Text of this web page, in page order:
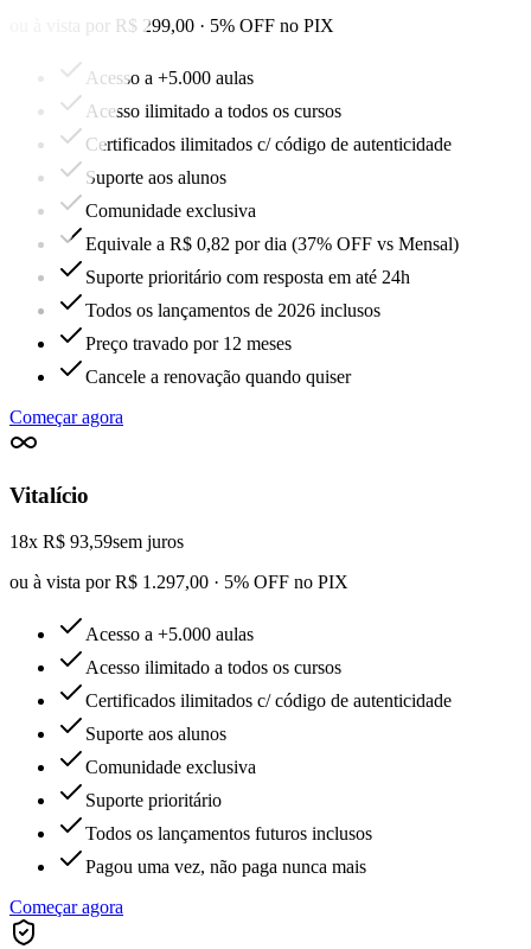
ou à vista por R$ 299,00 · 5% OFF no PIX
Acesso a +5.000 aulas
Acesso ilimitado a todos os cursos
Certificados ilimitados c/ código de autenticidade
Suporte aos alunos
Comunidade exclusiva
Equivale a R$ 0,82 por dia (37% OFF vs Mensal)
Suporte prioritário com resposta em até 24h
Todos os lançamentos de 2026 inclusos
Preço travado por 12 meses
Cancele a renovação quando quiser
Começar agora
Vitalício
18x R$ 93,59sem juros
ou à vista por R$ 1.297,00 · 5% OFF no PIX
Acesso a +5.000 aulas
Acesso ilimitado a todos os cursos
Certificados ilimitados c/ código de autenticidade
Suporte aos alunos
Comunidade exclusiva
Suporte prioritário
Todos os lançamentos futuros inclusos
Pagou uma vez, não paga nunca mais
Começar agora